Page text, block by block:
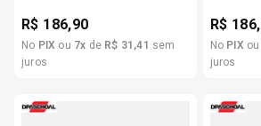
R$ 186,90
No PIX ou 7x de R$ 31 ,41 sem
juros
R$
No PIX ou
juros